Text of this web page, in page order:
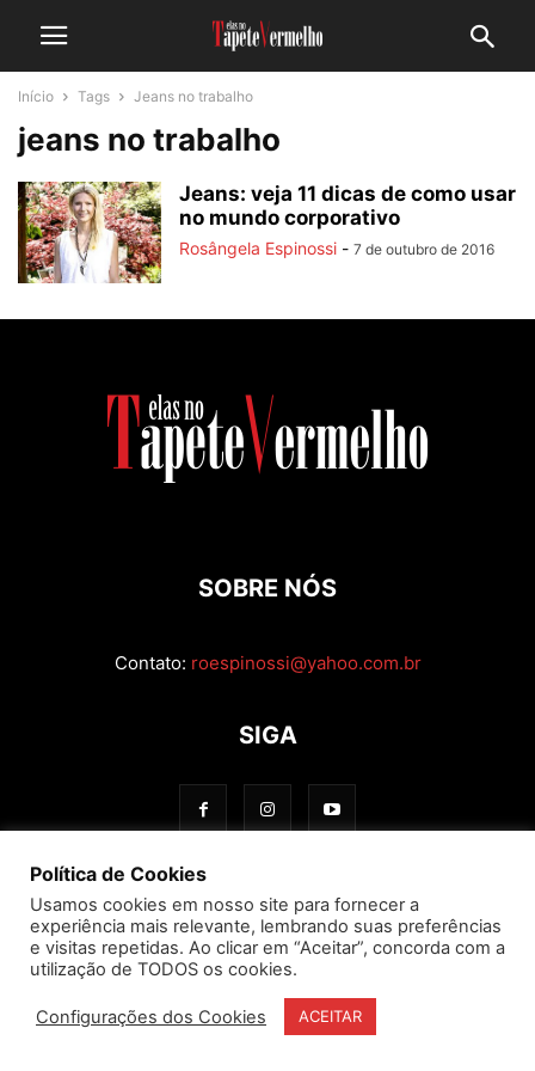
Início Tags Jeans no trabalho
jeans no trabalho
Jeans: veja 11 dicas de como usar
no mundo corporativo
Rosângela Espinossi - 7 de outubro de 2016
SOBRE NÓS
Contato: roespinossi@yahoo.com.br
SIGA
Política de Cookies
Usamos cookies em nosso site para fornecer a
experiência mais relevante, lembrando suas preferências
e visitas repetidas. Ao clicar em “Aceitar”, concorda com a
utilização de TODOS os cookies.
Configurações dos Cookies ACEITAR